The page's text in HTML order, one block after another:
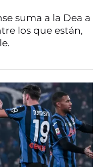
suma a la Dea a
los que están,